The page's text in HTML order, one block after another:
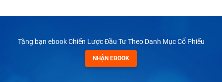
Tặng bạn ebook Chiến Lược Đầu Tư Theo Danh Mục Cổ Phiếu
NHẬN EBOOK